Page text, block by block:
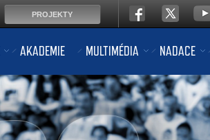
AKADEMIE MULTIMÉDIA NADACE
PROJEKTY